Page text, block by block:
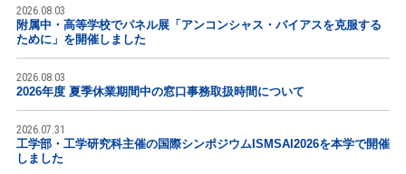
2026.08.03
附属中・高等学校でパネル展「アンコンシャス・バイアスを克服する
ために」を開催しました
2026.08.03
2026年度 夏季休業期間中の窓口事務取扱時間について
2026.07.31
工学部・工学研究科主催の国際シンポジウムISMSAI2026を本学で開催
しました